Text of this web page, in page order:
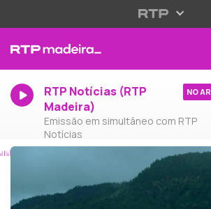
RTP Notícias (RTP
Madeira)
Emissão em simultâneo com RTP
Notícias
NO AR